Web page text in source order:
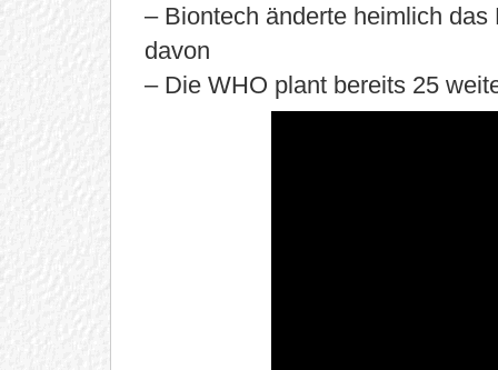
– Biontech änderte heimlich
davon
– Die WHO plant bereits 25